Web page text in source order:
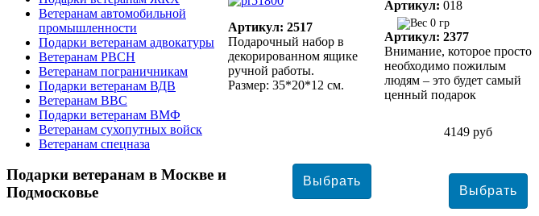
Артикул: 2517
Подарочный набор в
декорированном ящике
ручной работы.
Размер: 35*20*12 см.
4149 руб
Артикул: 018
0 гр
Артикул: 2377
Внимание, которое просто
необходимо пожилым
людям – это будет самый
ценный подарок
Ветеранам автомобильной
промышленности
Подарки ветеранам адвокатуры
Ветеранам РВСН
Ветеранам пограничникам
Подарки ветеранам ВДВ
Ветеранам ВВС
Подарки ветеранам ВМФ
Ветеранам сухопутных войск
Ветеранам спецназа
Подарки ветеранам в Москве и
Подмосковье